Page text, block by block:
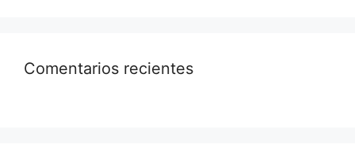
Comentarios recientes